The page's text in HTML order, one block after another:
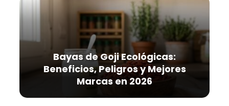
Bayas de Goji Ecológicas:
Beneficios, Peligros y Mejores
Marcas en 2026